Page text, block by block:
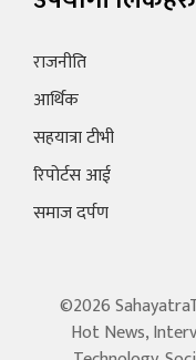
राजनीति
आर्थिक
सहयात्रा टीभी
रिपोर्टस आई
समाज दर्पण
©2026
Hot News,